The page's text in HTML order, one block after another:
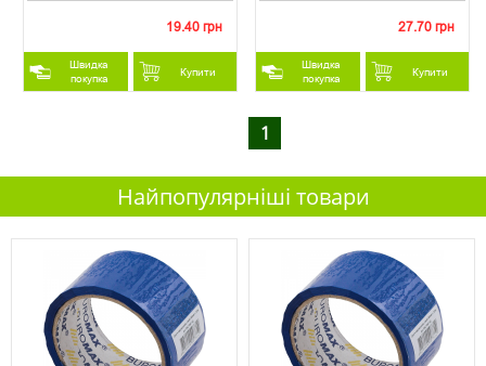
19.40 грн
Швидка
покупка
Купити
27.70 грн
Швидка
покупка
Купити
1
Найпопулярніші товари